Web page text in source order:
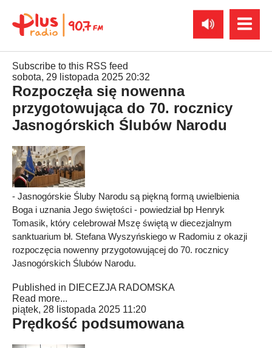
Subscribe to this RSS feed
sobota, 29 listopada 2025 20:32
Rozpoczęła się nowenna
przygotowująca do 70. rocznicy
Jasnogórskich Ślubów Narodu
- Jasnogórskie Śluby Narodu są piękną formą uwielbienia
Boga i uznania Jego świętości - powiedział bp Henryk
Tomasik, który celebrował Mszę świętą w diecezjalnym
sanktuarium bł. Stefana Wyszyńskiego w Radomiu z okazji
rozpoczęcia nowenny przygotowującej do 70. rocznicy
Jasnogórskich Ślubów Narodu.
Published in DIECEZJA RADOMSKA
Read more...
piątek, 28 listopada 2025 11:20
Prędkość podsumowana